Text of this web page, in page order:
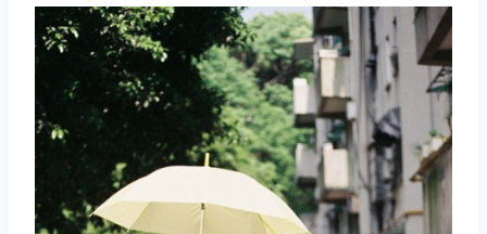
取消 搜索